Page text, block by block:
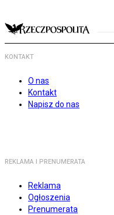
KONTAKT
O nas
Kontakt
Napisz do nas
REKLAMA I PRENUMERATA
Reklama
Ogłoszenia
Prenumerata